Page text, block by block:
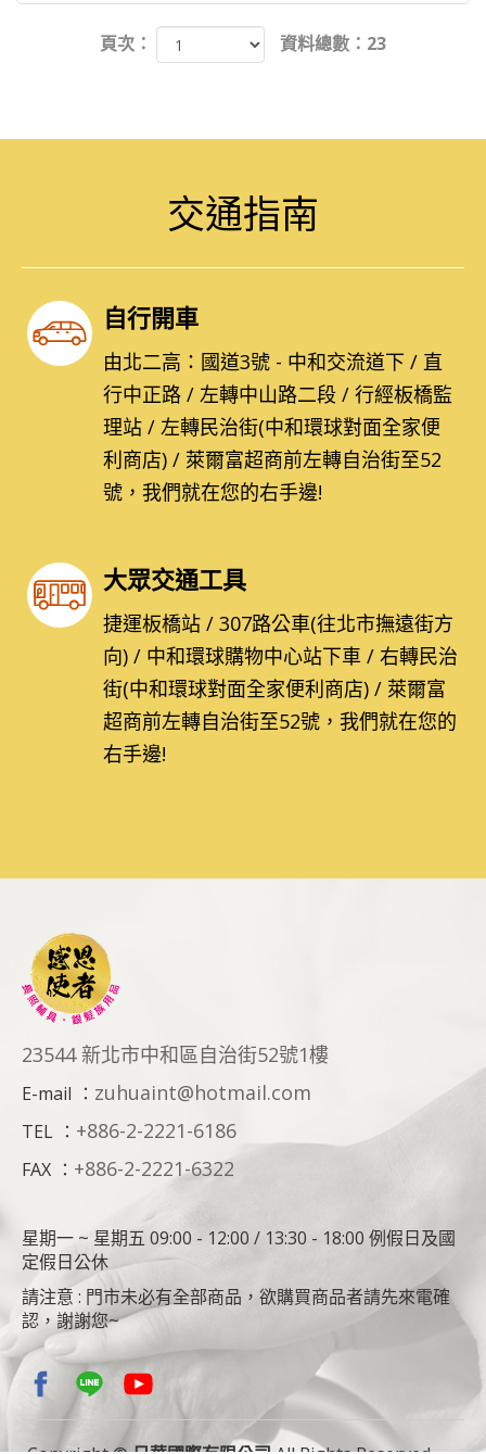
頁次： 資料總數：23
交通指南
自行開車
由北二高：國道3號 - 中和交流道下 / 直
行中正路 / 左轉中山路二段 / 行經板橋監
理站 / 左轉民治街(中和環球對面全家便
利商店) / 萊爾富超商前左轉自治街至52
號，我們就在您的右手邊!
大眾交通工具
捷運板橋站 / 307路公車(往北市撫遠街方
向) / 中和環球購物中心站下車 / 右轉民治
街(中和環球對面全家便利商店) / 萊爾富
超商前左轉自治街至52號，我們就在您的
右手邊!
23544 新北市中和區自治街52號1樓
E-mail ： zuhuaint@hotmail.com
TEL ： +886-2-2221-6186
FAX ： +886-2-2221-6322
星期一 ~ 星期五 09:00 - 12:00 / 13:30 - 18:00 例假日及國
定假日公休
請注意 : 門市未必有全部商品，欲購買商品者請先來電確
認，謝謝您~